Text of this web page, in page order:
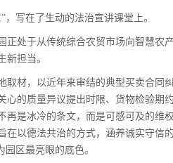
写在了生动的法治宣讲课堂上。
处于从传统综合农贸市场向智慧农
新担当。
材，以近年来审结的典型买卖合同
心的质量异议提出时限、货物检验
再是冰冷的条文，而是可感可及的维
在以德法共治的方式，涵养诚实守信
区最亮眼的底色。